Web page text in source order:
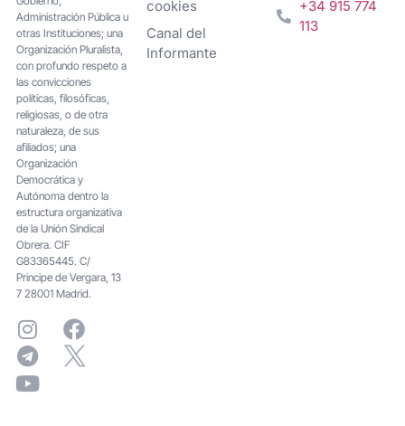
Administración Pública u
otras Instituciones; una
Organización Pluralista,
con profundo respeto a
las convicciones
políticas, filosóficas,
religiosas, o de otra
naturaleza, de sus
afiliados; una
Organización
Democrática y
Autónoma dentro la
estructura organizativa
de la Unión Sindical
Obrera. CIF
G83365445. C/
Principe de Vergara, 13
7 28001 Madrid.
cookies
Canal del
Informante
+34 915 774
113